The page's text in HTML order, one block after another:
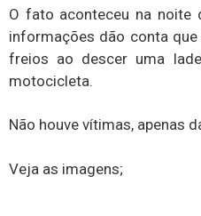
O fato aconteceu na noite
informações dão conta
freios ao descer uma
motocicleta.
Não houve vítimas, apenas
Veja as imagens;